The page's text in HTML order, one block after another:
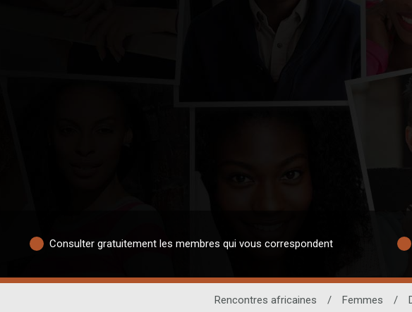
Consulter gratuitement les membres qui vous correspondent
Rencontres africaines / Femmes /